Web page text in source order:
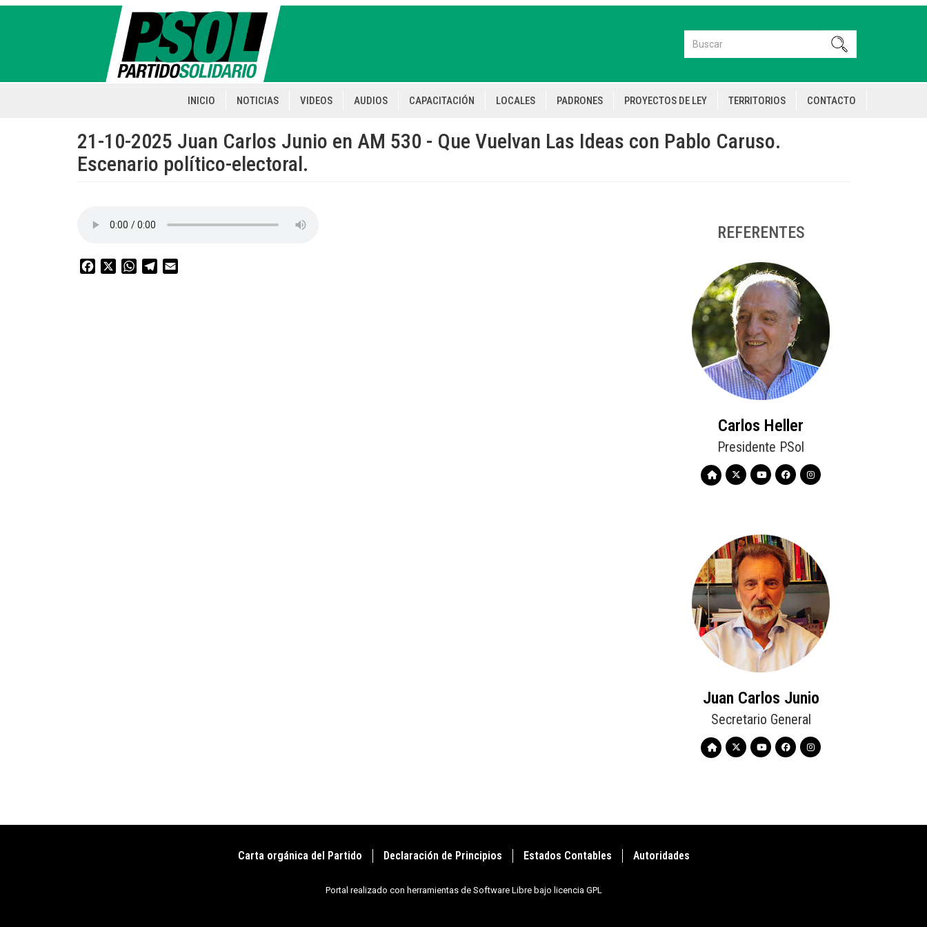
Pasar
Buscar
navigation
INICIO NOTICIAS VIDEOS AUDIOS CAPACITACIÓN LOCALES PADRONES PROYECTOS DE LEY TERRITORIOS CONTACTO
21-10-2025 Juan Carlos Junio en AM 530 - Que Vuelvan Las Ideas con Pablo Caruso.
Escenario político-electoral.
Facebook WhatsAppTelegram
REFERENTES
Carlos Heller
Presidente PSol
Juan Carlos Junio
Secretario General
Carta orgánica del Partido Declaración de Principios Estados Contables Autoridades
Portal realizado con herramientas de Software Libre bajo licencia GPL